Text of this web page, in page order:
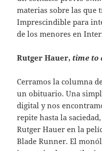
materias sobre las que
Imprescindible para
de los menores en
Rutger Hauer, time to
Cerramos la columna
un obituario. Una
digital y nos
repite hasta la
Rutger Hauer en la
Blade Runner. El